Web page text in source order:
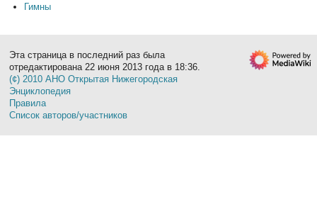
Гимны
Эта страница в последний раз была
отредактирована 22 июня 2013 года в 18:36.
(¢) 2010 АНО Открытая Нижегородская
Энциклопедия
Правила
Список авторов/участников